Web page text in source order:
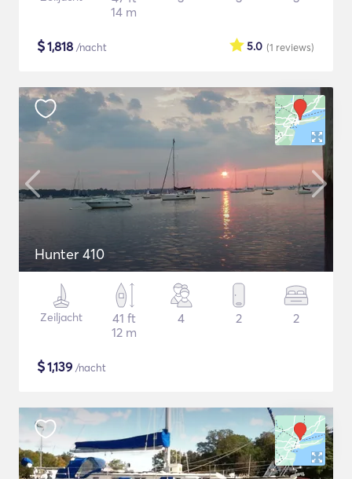
14 m
$1,818 /nacht (1 reviews)
5.0
Hunter 410
Zeiljacht
41 ft
12 m
4 2 2
$1,139 /nacht